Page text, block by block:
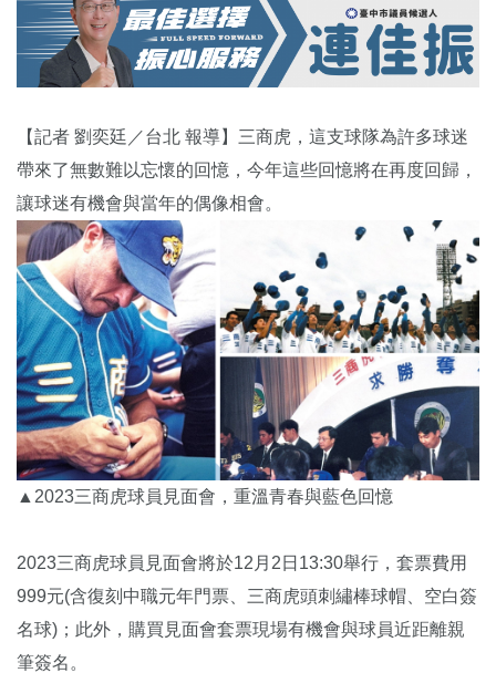
【記者 劉奕廷／台北 報導】三商虎，這支球隊為許多球迷
帶來了無數難以忘懷的回憶，今年這些回憶將在再度回歸，
讓球迷有機會與當年的偶像相會。
▲2023三商虎球員見面會，重溫青春與藍色回憶
2023三商虎球員見面會將於12月2日13:30舉行，套票費用
999元(含復刻中職元年門票、三商虎頭刺繡棒球帽、空白簽
名球)；此外，購買見面會套票現場有機會與球員近距離親
筆簽名。